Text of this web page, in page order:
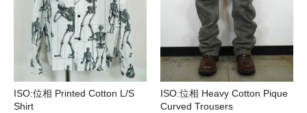
ISO:位相 Printed Cotton L/S
Shirt
ISO:位相 Heavy Cotton Pique
Curved Trousers